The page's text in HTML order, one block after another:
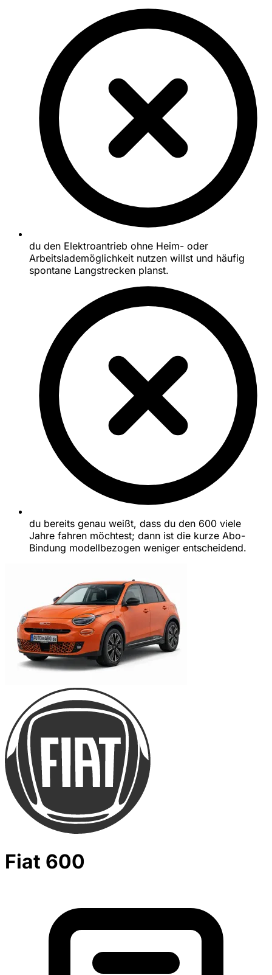
du den Elektroantrieb ohne Heim- oder
Arbeitslademöglichkeit nutzen willst und häufig
spontane Langstrecken planst.
du bereits genau weißt, dass du den 600 viele
Jahre fahren möchtest; dann ist die kurze Abo-
Bindung modellbezogen weniger entscheidend.
Fiat 600